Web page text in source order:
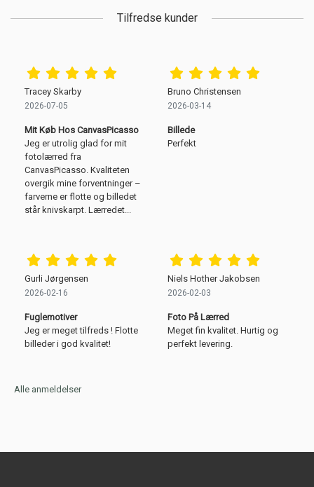
Tilfredse kunder
Tracey Skarby
2026-07-05
Mit Køb Hos CanvasPicasso
Jeg er utrolig glad for mit
fotolærred fra
CanvasPicasso. Kvaliteten
overgik mine forventninger –
farverne er flotte og billedet
står knivskarpt. Lærredet...
Bruno Christensen
2026-03-14
Billede
Perfekt
Gurli Jørgensen
2026-02-16
Fuglemotiver
Jeg er meget tilfreds ! Flotte
billeder i god kvalitet!
Niels Hother Jakobsen
2026-02-03
Foto På Lærred
Meget fin kvalitet. Hurtig og
perfekt levering.
Alle anmeldelser